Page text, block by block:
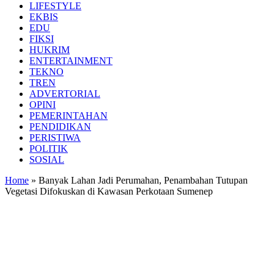
LIFESTYLE
EKBIS
EDU
FIKSI
HUKRIM
ENTERTAINMENT
TEKNO
TREN
ADVERTORIAL
OPINI
PEMERINTAHAN
PENDIDIKAN
PERISTIWA
POLITIK
SOSIAL
Home » Banyak Lahan Jadi Perumahan, Penambahan Tutupan
Vegetasi Difokuskan di Kawasan Perkotaan Sumenep